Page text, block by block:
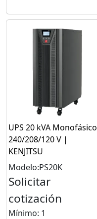
UPS 20 kVA Monofásico
240/208/120 V |
KENJITSU
Modelo:PS20K
Solicitar
cotización
Mínimo: 1